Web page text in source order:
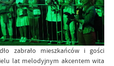
zabrało mieszkańców i gości
lat melodyjnym akcentem wita